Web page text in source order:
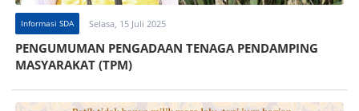
Informasi SDA Selasa, 15 Juli 2025
PENGUMUMAN PENGADAAN TENAGA PENDAMPING
MASYARAKAT (TPM)